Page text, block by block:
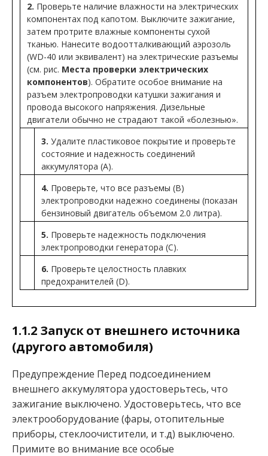
2. Проверьте наличие влажности на электрических
компонентах под капотом. Выключите зажигание,
затем протрите влажные компоненты сухой
тканью. Нанесите водоотталкивающий аэрозоль
(WD-40 или эквивалент) на электрические разъемы
(см. рис. Места проверки электрических
компонентов). Обратите особое внимание на
разъем электропроводки катушки зажигания и
провода высокого напряжения. Дизельные
двигатели обычно не страдают такой «болезнью».
3.Удалите пластиковое покрытие и проверьте
состояние и надежность соединений
аккумулятора (А).
4. Проверьте, что все разъемы (В)
электропроводки надежно соединены (показан
бензиновый двигатель объемом 2.0 литра).
5. Проверьте надежность подключения
электропроводки генератора (С).
6. Проверьте целостность плавких
предохранителей (D).
1.1.2 Запуск от внешнего источника
(другого автомобиля)
Предупреждение Перед подсоединением
внешнего аккумулятора удостоверьтесь, что
зажигание выключено. Удостоверьтесь, что все
электрооборудование (фары, отопительные
приборы, стеклоочистители, и т.д) выключено.
Примите во внимание все особые